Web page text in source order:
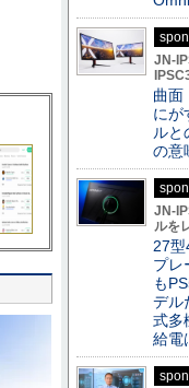
JN-
曲面
にが
ルと
の意
JN-
ルを
27
プレ
も
デル
式多
給電